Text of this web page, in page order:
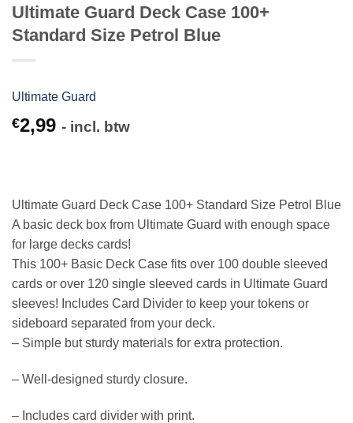
Ultimate Guard Deck Case 100+
Standard Size Petrol Blue
Ultimate Guard
€2,99 - incl. btw
Ultimate Guard Deck Case 100+ Standard Size Petrol Blue
A basic deck box from Ultimate Guard with enough space
for large decks cards!
This 100+ Basic Deck Case fits over 100 double sleeved
cards or over 120 single sleeved cards in Ultimate Guard
sleeves! Includes Card Divider to keep your tokens or
sideboard separated from your deck.
– Simple but sturdy materials for extra protection.
– Well-designed sturdy closure.
– Includes card divider with print.